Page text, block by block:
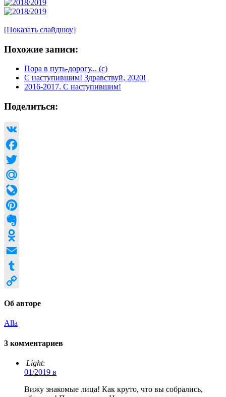
[Показать слайдшоу]
Похожие записи:
Пора в путь-дорогу... (с)
С наступившим! Здравствуй, 2020!
2016-2017. С наступившим!
Поделиться:
VK
Facebook
Twitter
Mail.Ru
LiveJournal
Pinterest
Evernote
Odnoklassniki
Email
Tumblr
Об авторе
Alla
3 комментариев
Light:
01/2019 в
Вижу знакомые лица! Как круто, что вы собрались,